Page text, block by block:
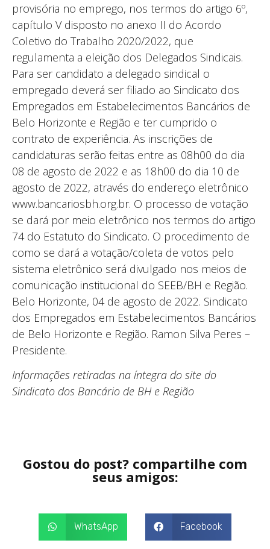
provisória no emprego, nos termos do artigo 6º,
capítulo V disposto no anexo II do Acordo
Coletivo do Trabalho 2020/2022, que
regulamenta a eleição dos Delegados Sindicais.
Para ser candidato a delegado sindical o
empregado deverá ser filiado ao Sindicato dos
Empregados em Estabelecimentos Bancários de
Belo Horizonte e Região e ter cumprido o
contrato de experiência. As inscrições de
candidaturas serão feitas entre as 08h00 do dia
08 de agosto de 2022 e as 18h00 do dia 10 de
agosto de 2022, através do endereço eletrônico
www.bancariosbh.org.br. O processo de votação
se dará por meio eletrônico nos termos do artigo
74 do Estatuto do Sindicato. O procedimento de
como se dará a votação/coleta de votos pelo
sistema eletrônico será divulgado nos meios de
comunicação institucional do SEEB/BH e Região.
Belo Horizonte, 04 de agosto de 2022. Sindicato
dos Empregados em Estabelecimentos Bancários
de Belo Horizonte e Região. Ramon Silva Peres –
Presidente.
Informações retiradas na íntegra do site do
Sindicato dos Bancário de BH e Região
Gostou do post? compartilhe com
seus amigos:
WhatsApp Facebook